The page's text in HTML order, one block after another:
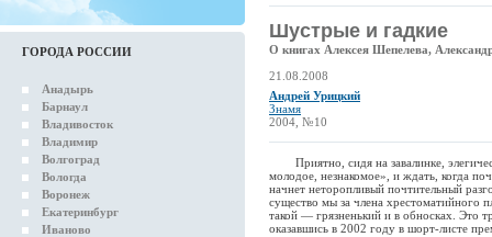
ГОРОДА РОССИИ
Анадырь
Барнаул
Владивосток
Владимир
Волгоград
Вологда
Воронеж
Екатеринбург
Иваново
Шустрые и гадкие
О книгах Алексея Шепелева,
21.08.2008
Андрей Урицкий
Знамя
2004, №10
Приятно, сидя на завалинке,
молодое, незнакомое», и ждать, когда
начнет неторопливый почтительный
существо мы за члена хрестоматийного
такой — грязненький и в обносках. Это
оказавшись в 2002 году в шорт-листе